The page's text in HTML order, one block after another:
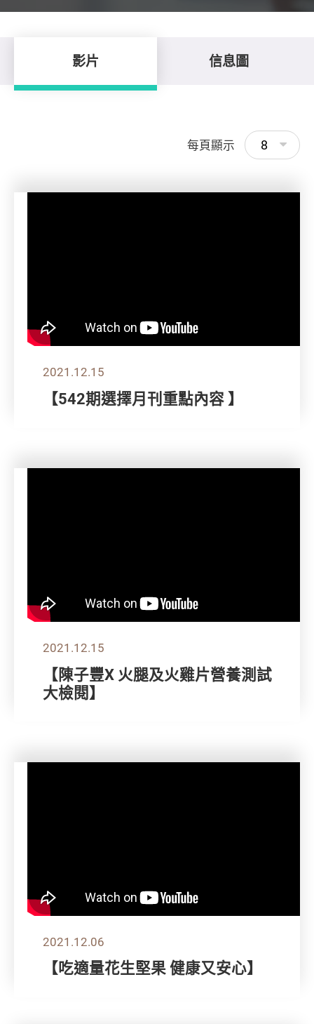
影片 信息圖
每頁顯示 8
2021.12.15
【542期選擇月刊重點內容 】
2021.12.15
【陳子豐X 火腿及火雞片營養測試
大檢閱】
2021.12.06
【吃適量花生堅果 健康又安心】